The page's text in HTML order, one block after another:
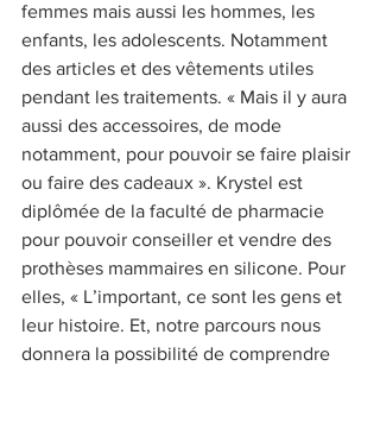
femmes mais aussi les hommes, les
enfants, les adolescents. Notamment
des articles et des vêtements utiles
pendant les traitements. « Mais il y aura
aussi des accessoires, de mode
notamment, pour pouvoir se faire plaisir
ou faire des cadeaux ». Krystel est
diplômée de la faculté de pharmacie
pour pouvoir conseiller et vendre des
prothèses mammaires en silicone. Pour
elles, « L’important, ce sont les gens et
leur histoire. Et, notre parcours nous
donnera la possibilité de comprendre